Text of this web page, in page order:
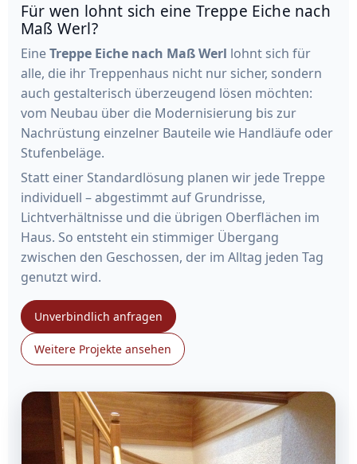
Für wen lohnt sich eine Treppe Eiche nach
Maß Werl?
EineTreppe Eiche nach Maß Werl lohnt sich für
alle, die ihr Treppenhaus nicht nur sicher, sondern
auch gestalterisch überzeugend lösen möchten:
vom Neubau über die Modernisierung bis zur
Nachrüstung einzelner Bauteile wie Handläufe oder
Stufenbeläge.
Statt einer Standardlösung planen wir jede Treppe
individuell – abgestimmt auf Grundrisse,
Lichtverhältnisse und die übrigen Oberflächen im
Haus. So entsteht ein stimmiger Übergang
zwischen den Geschossen, der im Alltag jeden Tag
genutzt wird.
Unverbindlich anfragen
Weitere Projekte ansehen